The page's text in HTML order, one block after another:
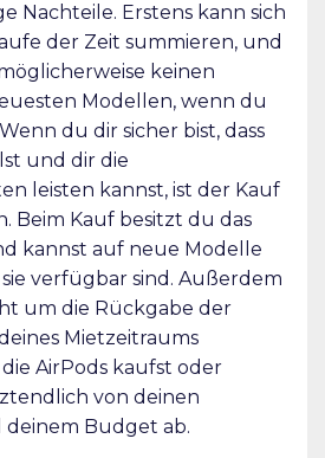
Nachteile. Erstens kann sich
der Zeit summieren, und
keinen
Modellen, wenn du
du dir sicher bist, dass
und dir die
leisten kannst, ist der Kauf
Beim Kauf besitzt du das
kannst auf neue Modelle
verfügbar sind. Außerdem
um die Rückgabe der
Mietzeitraums
AirPods kaufst oder
von deinen
Budget ab.